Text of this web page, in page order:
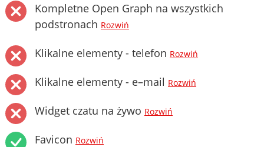
Kompletne Open Graph na wszystkich
podstronach Rozwiń
Klikalne elementy - telefon Rozwiń
Klikalne elementy - e–mail Rozwiń
Widget czatu na żywo Rozwiń
Favicon Rozwiń